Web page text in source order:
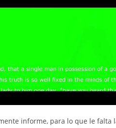
informe, para lo que le